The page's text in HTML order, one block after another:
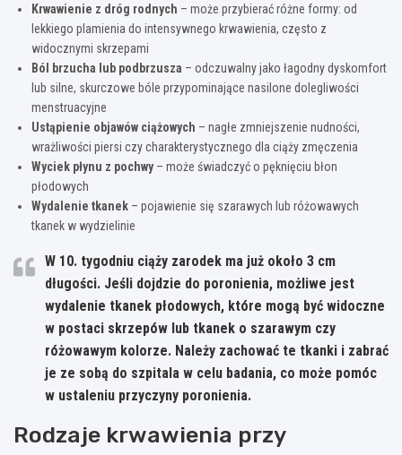
Krwawienie z dróg rodnych – może przybierać różne formy: od
lekkiego plamienia do intensywnego krwawienia, często z
widocznymi skrzepami
Ból brzucha lub podbrzusza – odczuwalny jako łagodny dyskomfort
lub silne, skurczowe bóle przypominające nasilone dolegliwości
menstruacyjne
Ustąpienie objawów ciążowych – nagłe zmniejszenie nudności,
wrażliwości piersi czy charakterystycznego dla ciąży zmęczenia
Wyciek płynu z pochwy– może świadczyć o pęknięciu błon
płodowych
Wydalenie tkanek – pojawienie się szarawych lub różowawych
tkanek w wydzielinie
W 10. tygodniu ciąży zarodek ma już około 3 cm
długości. Jeśli dojdzie do poronienia, możliwe jest
wydalenie tkanek płodowych, które mogą być widoczne
w postaci skrzepów lub tkanek o szarawym czy
różowawym kolorze. Należy zachować te tkanki i zabrać
je ze sobą do szpitala w celu badania, co może pomóc
w ustaleniu przyczyny poronienia.
Rodzaje krwawienia przy